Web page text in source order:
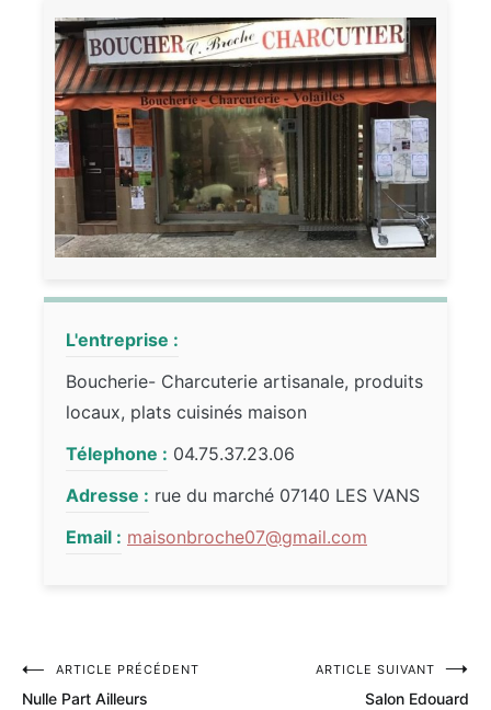
L'entreprise :
Boucherie- Charcuterie artisanale, produits
locaux, plats cuisinés maison
Télephone : 04.75.37.23.06
Adresse : rue du marché 07140 LES VANS
Email : maisonbroche07@gmail.com
Navigation
ARTICLE PRÉCÉDENT
Nulle Part Ailleurs
ARTICLE SUIVANT
Salon Edouard